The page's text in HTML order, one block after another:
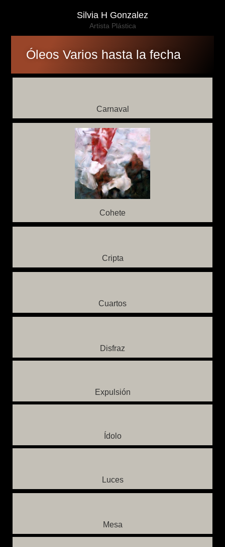
Silvia H Gonzalez
Artista Plástica
Óleos Varios hasta la fecha
Carnaval
Cohete
Cripta
Cuartos
Disfraz
Expulsión
Ídolo
Luces
Mesa